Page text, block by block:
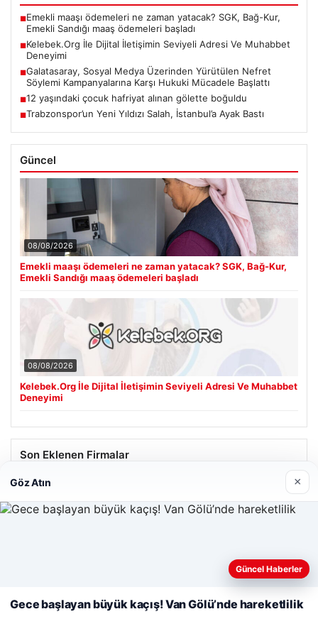
■Emekli maaşı ödemeleri ne zaman yatacak? SGK, Bağ-Kur,
Emekli Sandığı maaş ödemeleri başladı
■Kelebek.Org İle Dijital İletişimin Seviyeli Adresi Ve Muhabbet
Deneyimi
■Galatasaray, Sosyal Medya Üzerinden Yürütülen Nefret
Söylemi Kampanyalarına Karşı Hukuki Mücadele Başlattı
■12 yaşındaki çocuk hafriyat alınan gölette boğuldu
■Trabzonspor’un Yeni Yıldızı Salah, İstanbul’a Ayak Bastı
Güncel
08/08/2026
Emekli maaşı ödemeleri ne zaman yatacak? SGK, Bağ-Kur,
Emekli Sandığı maaş ödemeleri başladı
08/08/2026
Kelebek.Org İle Dijital İletişimin Seviyeli Adresi Ve Muhabbet
Deneyimi
Son Eklenen Firmalar
Cengiz Sigorta
23/06/2026
deneyiminizi kişiselleştirmek ve geliştirmek amacıyla çerezler
Reddet Kabul Et
Göz Atın ×
Güncel Haberler
Gece başlayan büyük kaçış! Van Gölü’nde hareketlilik